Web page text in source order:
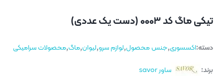
تیکی ماگ کد ۰۰۰۳ (دست یک عددی)
دسته:اکسسوری,جنس محصول,لوازم سرو,لیوان,ماگ,محصولات سرامیکی
برند:
ساور savor